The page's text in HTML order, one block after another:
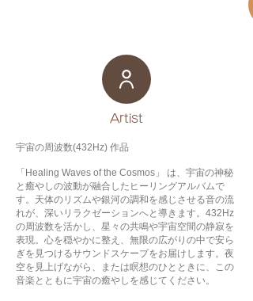
​Artist
宇宙の周波数(432Hz) 作品
「Healing Waves of the Cosmos」 は、宇宙の神秘
と癒やしの波動が融合したヒーリングアルバムで
す。天体のリズムや銀河の調和を感じさせる音の流
れが、深いリラクゼーションへと導きます。432Hz
の周波数を活かし、星々の共鳴や宇宙空間の静寂を
表現。心を穏やかに整え、無限の広がりの中で安ら
ぎを見つけるサウンドスケープをお届けします。夜
空を見上げながら、または瞑想のひとときに、この
音楽とともに宇宙の癒やしを感じてください。